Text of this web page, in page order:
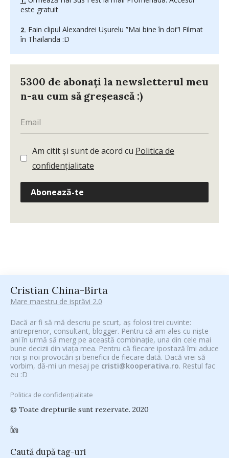
este gratuit
Fain clipul Alexandrei Ușurelu ”Mai bine în doi”! Filmat
în Thailanda :D
5300 de abonați la newsletterul meu
n-au cum să greșească :)
Am citit și sunt de acord cu Politica de
confidențialitate
Abonează-te
Cristian China-Birta
Mare maestru de isprăvi 2.0
Dacă ar fi să mă descriu pe scurt, aș folosi trei cuvinte:
antreprenor, consultant, blogger. Pentru că am ales cu niște
ani în urmă să merg pe această combinație, una din cele mai
bune decizii din viața mea. Pentru că fiecare ipostază îmi aduce
noi și noi provocări și beneficii de fiecare dată. Dacă vrei să
vorbim, dă-mi un mesaj pe cristi@kooperativa.ro. Restul fac
eu :D
Politica de confidențialitate
© Toate drepturile sunt rezervate. 2020
Caută după tag-uri